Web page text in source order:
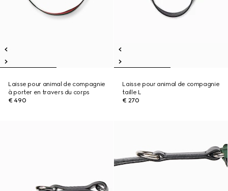
Laisse pour animal de compagnie
à porter en travers du corps
€ 490
Laisse pour animal de compagnie
taille L
€ 270